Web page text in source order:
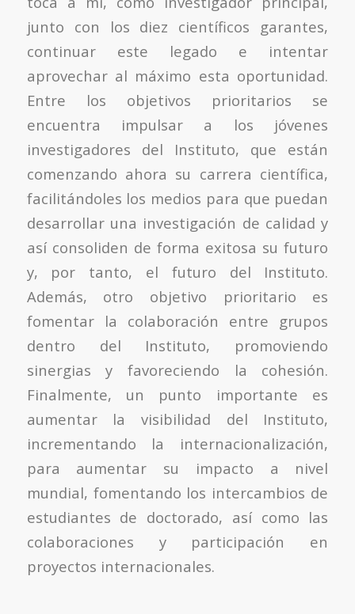
junto con los diez científicos garantes,
continuar este legado e intentar
aprovechar al máximo esta oportunidad.
Entre los objetivos prioritarios se
encuentra impulsar a los jóvenes
investigadores del Instituto, que están
comenzando ahora su carrera científica,
facilitándoles los medios para que puedan
desarrollar una investigación de calidad y
así consoliden de forma exitosa su futuro
y, por tanto, el futuro del Instituto.
Además, otro objetivo prioritario es
fomentar la colaboración entre grupos
dentro del Instituto, promoviendo
sinergias y favoreciendo la cohesión.
Finalmente, un punto importante es
aumentar la visibilidad del Instituto,
incrementando la internacionalización,
para aumentar su impacto a nivel
mundial, fomentando los intercambios de
estudiantes de doctorado, así como las
colaboraciones y participación en
proyectos internacionales.